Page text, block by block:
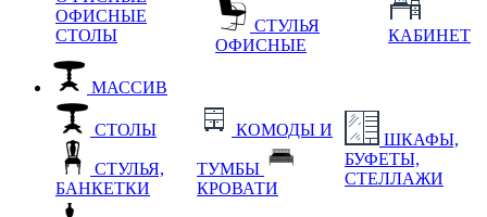
ОФИСНЫЕ
СТОЛЫ
СТУЛЬЯ
ОФИСНЫЕ
КАБИНЕТ
МАССИВ
СТОЛЫ
СТУЛЬЯ,
БАНКЕТКИ
КОМОДЫ И
ТУМБЫ
КРОВАТИ
ШКАФЫ,
БУФЕТЫ,
СТЕЛЛАЖИ